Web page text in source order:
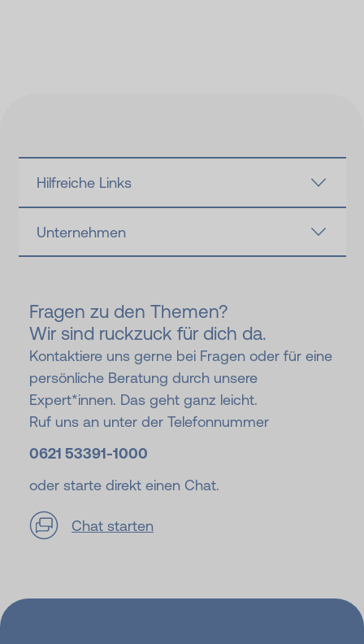
Hilfreiche Links
Unternehmen
Fragen zu den Themen?
Wir sind ruckzuck für dich da.
Kontaktiere uns gerne bei Fragen oder für eine
persönliche Beratung durch unsere
Expert*innen. Das geht ganz leicht.
Ruf uns an unter der Telefonnummer
0621 53391-1000
oder starte direkt einen Chat.
Chat starten